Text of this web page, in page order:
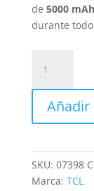
de 5000 mAh
durante
Batería
405
Añadir
SKU: 07398
Marca: TCL